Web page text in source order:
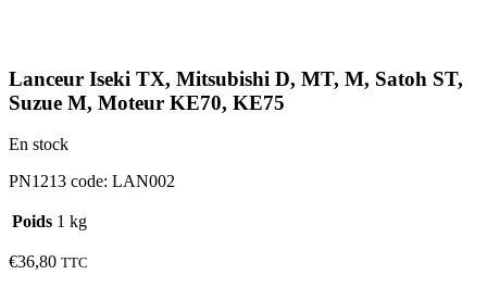
Lanceur Iseki TX, Mitsubishi D, MT, M, Satoh ST,
Suzue M, Moteur KE70, KE75
En stock
PN1213 code: LAN002
Poids 1 kg
€36,80 TTC